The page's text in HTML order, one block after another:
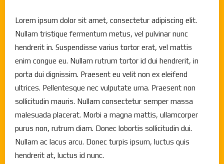
Lorem ipsum dolor sit amet, consectetur adipiscing elit.
Nullam tristique fermentum metus, vel pulvinar nunc
hendrerit in. Suspendisse varius tortor erat, vel mattis
enim congue eu. Nullam rutrum tortor id dui hendrerit, in
porta dui dignissim. Praesent eu velit non ex eleifend
ultrices. Pellentesque nec vulputate urna. Praesent non
sollicitudin mauris. Nullam consectetur semper massa
malesuada placerat. Morbi a magna mattis, ullamcorper
purus non, rutrum diam. Donec lobortis sollicitudin dui.
Nullam ac lacus arcu. Donec turpis ipsum, luctus quis
hendrerit at, luctus id nunc.